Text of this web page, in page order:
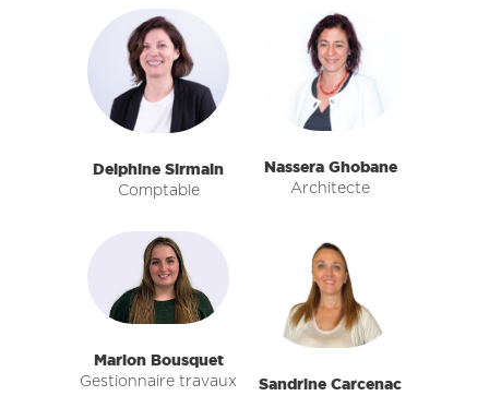
Delphine Sirmain
Comptable
Nassera Ghobane
Architecte
Marion Bousquet
Gestionnaire travaux Sandrine Carcenac